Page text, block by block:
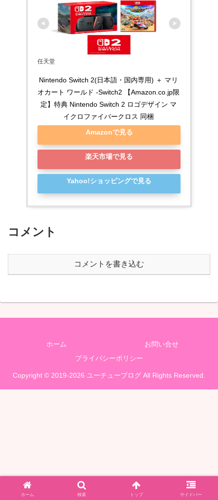
任天堂
Nintendo Switch 2(日本語・国内専用) ＋ マリ
オカート ワールド -Switch2 【Amazon.co.jp限
定】特典 Nintendo Switch 2 ロゴデザイン マ
イクロファイバークロス 同梱
Amazonで見る
楽天市場で見る
Yahoo!ショッピングで見る
コメント
コメントを書き込む
ホーム
お問い合せ
プライバシーポリシー
Copyright © 2019-2026 ユーチューブログ All Rights Reserved.
ホーム 検索 トップ サイドバー